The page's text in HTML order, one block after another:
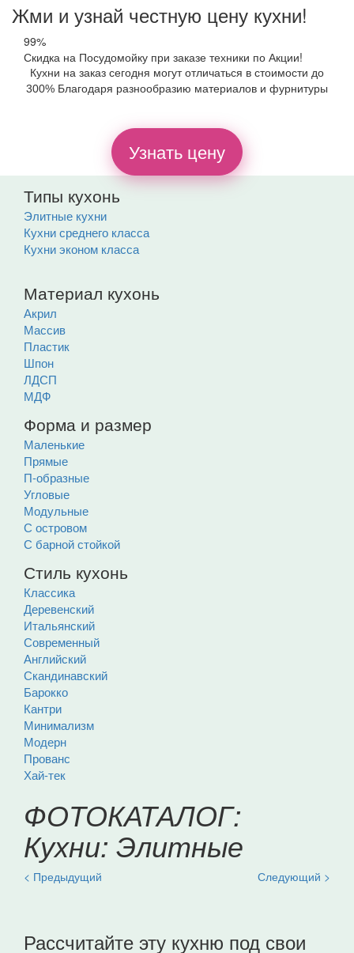
Жми и узнай честную цену кухни!
99%
Скидка на Посудомойку при заказе техники по Акции!
Кухни на заказ сегодня могут отличаться в стоимости до
300% Благодаря разнообразию материалов и фурнитуры
Узнать цену
Типы кухонь
Элитные кухни
Кухни среднего класса
Кухни эконом класса
Материал кухонь
Акрил
Массив
Пластик
Шпон
ЛДСП
МДФ
Форма и размер
Маленькие
Прямые
П-образные
Угловые
Модульные
С островом
С барной стойкой
Стиль кухонь
Классика
Деревенский
Итальянский
Современный
Английский
Скандинавский
Барокко
Кантри
Минимализм
Модерн
Прованс
Хай-тек
ФОТОКАТАЛОГ:
Кухни: Элитные
< Предыдущий Следующий >
Рассчитайте эту кухню под свои